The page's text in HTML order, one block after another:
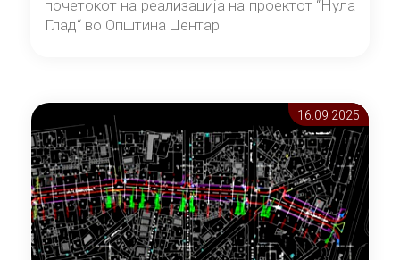
почетокот на реализација на проектот “Нула
Глад“ во Општина Центар
16.09 2025